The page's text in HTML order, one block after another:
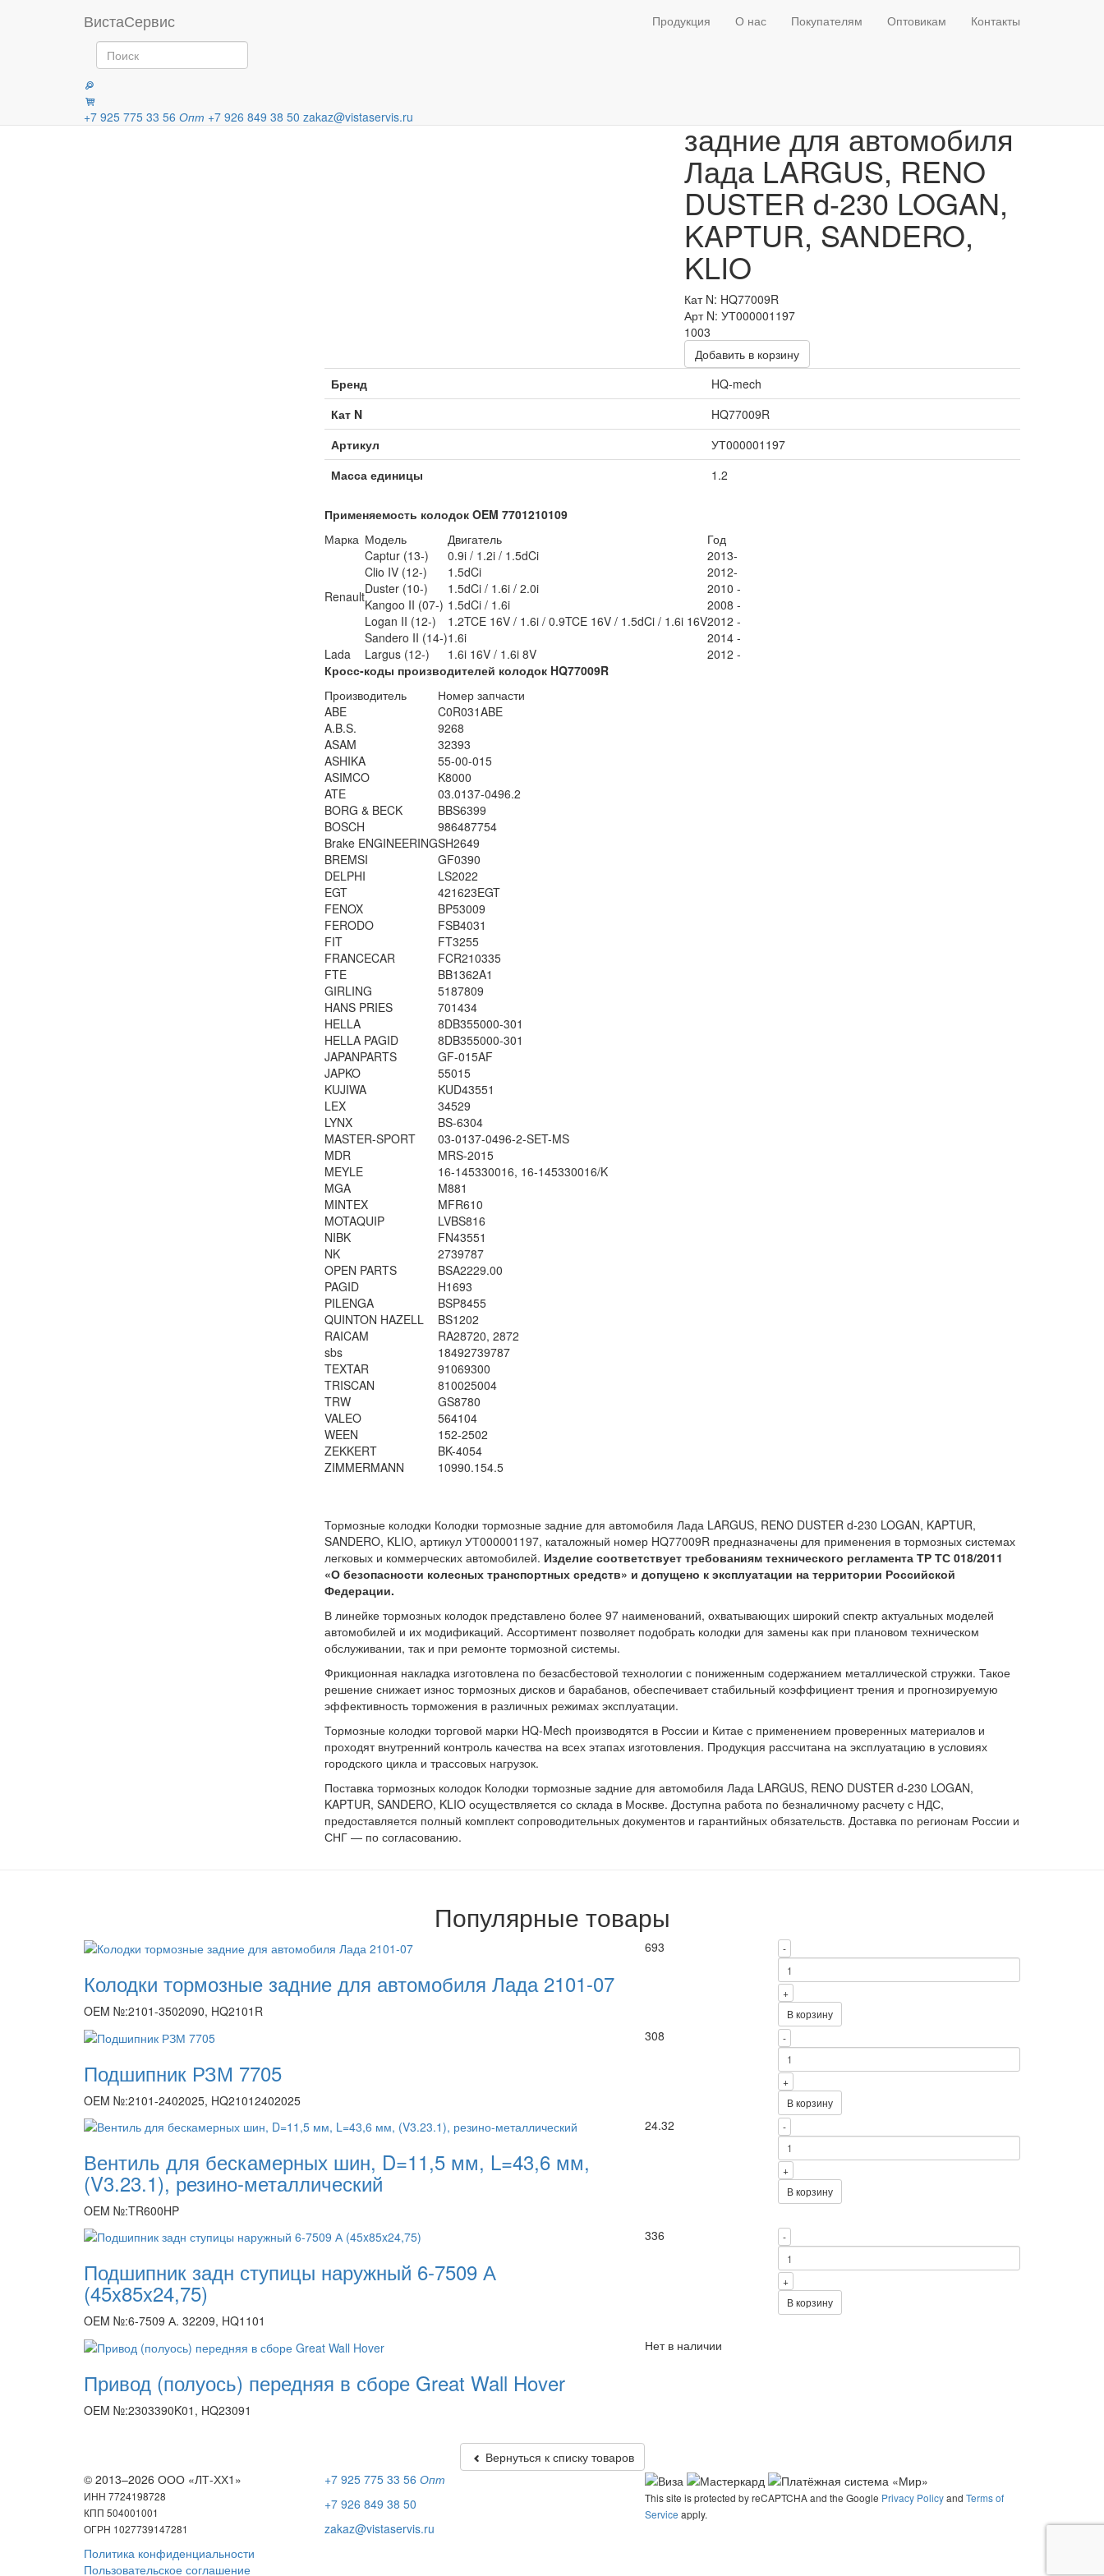
ВистаСервис Продукция О нас Покупателям Оптовикам Контакты
+7 925 775 33 56 Опт +7 926 849 38 50 zakaz@vistaservis.ru
Категории
задние для автомобиля
Лада LARGUS, RENO
DUSTER d-230 LOGAN,
KAPTUR, SANDERO,
KLIO
Кат N: HQ77009R
Арт N: УТ000001197
1003
Добавить в корзину
Бренд
HQ-mech
Кат N
HQ77009R
Артикул
УТ000001197
Масса единицы
1.2
Применяемость колодок OEM 7701210109
Марка Модель Двигатель Год
Renault
Captur (13-) 0.9i / 1.2i / 1.5dCi
2013-
Clio IV (12-)
1.5dCi
2012-
Duster (10-)
1.5dCi / 1.6i / 2.0i
2010 -
Kangoo II (07-) 1.5dCi / 1.6i
2008 -
Logan II (12-)
1.2TCE 16V / 1.6i / 0.9TCE 16V / 1.5dCi / 1.6i 16V2012 -
Sandero II (14-)1.6i
2014 -
Lada
Largus (12-) 1.6i 16V / 1.6i 8V
2012 -
Кросс-коды производителей колодок HQ77009R
Производитель
Номер запчасти
ABE
C0R031ABE
A.B.S.
9268
ASAM
32393
ASHIKA
55-00-015
ASIMCO
K8000
ATE
03.0137-0496.2
BORG & BECK
BBS6399
BOSCH
986487754
Brake ENGINEERINGSH2649
BREMSI
GF0390
DELPHI
LS2022
EGT
421623EGT
FENOX
BP53009
FERODO
FSB4031
FIT
FT3255
FRANCECAR
FCR210335
FTE
BB1362A1
GIRLING
5187809
HANS PRIES
701434
HELLA
8DB355000-301
HELLA PAGID
8DB355000-301
JAPANPARTS
GF-015AF
JAPKO
55015
KUJIWA
KUD43551
LEX
34529
LYNX
BS-6304
MASTER-SPORT
03-0137-0496-2-SET-MS
MDR
MRS-2015
MEYLE
16-145330016, 16-145330016/K
MGA
M881
MINTEX
MFR610
MOTAQUIP
LVBS816
NIBK
FN43551
NK
2739787
OPEN PARTS
BSA2229.00
PAGID
H1693
PILENGA
BSP8455
QUINTON HAZELL
BS1202
RAICAM
RA28720, 2872
sbs
18492739787
TEXTAR
91069300
TRISCAN
810025004
TRW
GS8780
VALEO
564104
WEEN
152-2502
ZEKKERT
BK-4054
ZIMMERMANN
10990.154.5
Тормозные колодки Колодки тормозные задние для автомобиля Лада LARGUS, RENO DUSTER d-230 LOGAN, KAPTUR,
SANDERO, KLIO, артикул УТ000001197, каталожный номер HQ77009R предназначены для применения в тормозных системах
легковых и коммерческих автомобилей. Изделие соответствует требованиям технического регламента ТР ТС 018/2011
«О безопасности колесных транспортных средств» и допущено к эксплуатации на территории Российской
Федерации.
В линейке тормозных колодок представлено более 97 наименований, охватывающих широкий спектр актуальных моделей
автомобилей и их модификаций. Ассортимент позволяет подобрать колодки для замены как при плановом техническом
обслуживании, так и при ремонте тормозной системы.
Фрикционная накладка изготовлена по безасбестовой технологии с пониженным содержанием металлической стружки. Такое
решение снижает износ тормозных дисков и барабанов, обеспечивает стабильный коэффициент трения и прогнозируемую
эффективность торможения в различных режимах эксплуатации.
Тормозные колодки торговой марки HQ-Mech производятся в России и Китае с применением проверенных материалов и
проходят внутренний контроль качества на всех этапах изготовления. Продукция рассчитана на эксплуатацию в условиях
городского цикла и трассовых нагрузок.
Поставка тормозных колодок Колодки тормозные задние для автомобиля Лада LARGUS, RENO DUSTER d-230 LOGAN,
KAPTUR, SANDERO, KLIO осуществляется со склада в Москве. Доступна работа по безналичному расчету с НДС,
предоставляется полный комплект сопроводительных документов и гарантийных обязательств. Доставка по регионам России и
СНГ — по согласованию.
Популярные товары
Колодки тормозные задние для автомобиля Лада 2101-07
OEM №:2101-3502090, HQ2101R
693 -
+
В корзину
Подшипник РЗМ 7705
OEM №:2101-2402025, HQ21012402025
308 -
+
В корзину
Вентиль для бескамерных шин, D=11,5 мм, L=43,6 мм,
(V3.23.1), резино-металлический
OEM №:TR600HP
24.32 -
+
В корзину
Подшипник задн ступицы наружный 6-7509 А
(45x85x24,75)
OEM №:6-7509 А. 32209, HQ1101
336 -
+
В корзину
Привод (полуось) передняя в сборе Great Wall Hover
OEM №:2303390K01, HQ23091
Нет в наличии
Вернуться к списку товаров
© 2013–2026 ООО «ЛТ-ХХ1»
ИНН 7724198728
КПП 504001001
ОГРН 1027739147281
Политика конфиденциальности
Пользовательское соглашение
+7 925 775 33 56 Опт
+7 926 849 38 50
zakaz@vistaservis.ru
This site is protected by reCAPTCHA and the Google Privacy Policyand Terms of
Service apply.